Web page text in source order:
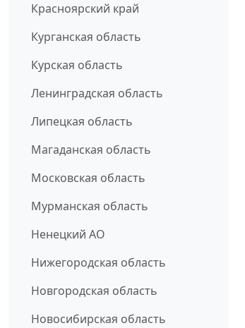
Красноярский край
Курганская область
Курская область
Ленинградская область
Липецкая область
Магаданская область
Московская область
Мурманская область
Ненецкий АО
Нижегородская область
Новгородская область
Новосибирская область